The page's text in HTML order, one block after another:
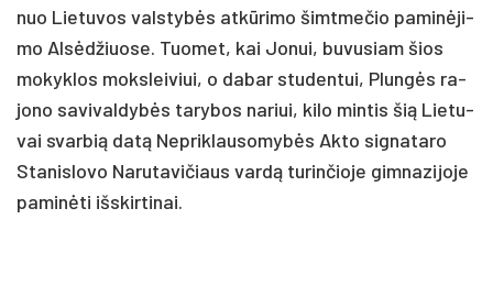
nuo Lie­tu­vos vals­ty­bės at­kū­ri­mo šimt­me­čio pa­mi­nė­ji­
mo Al­sė­džiuo­se. Tuo­met, kai Jo­nui, bu­vu­siam šios
mo­kyk­los moks­lei­viui, o da­bar stu­den­tui, Plun­gės ra­
jo­no sa­vi­val­dy­bės ta­ry­bos na­riui, ki­lo min­tis šią Lie­tu­
vai svar­bią da­tą Nep­rik­lau­so­my­bės Ak­to sig­na­ta­ro
Sta­nis­lo­vo Na­ru­ta­vi­čiaus var­dą tu­rin­čio­je gim­na­zi­jo­je
pa­mi­nė­ti iš­skir­ti­nai.